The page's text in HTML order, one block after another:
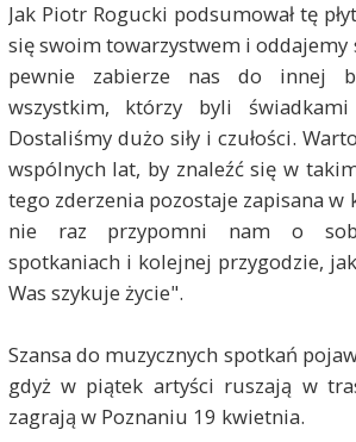
Jak Piotr Rogucki podsumował tę
się swoim towarzystwem i
pewnie zabierze nas do innej
wszystkim, którzy byli świadkami
Dostaliśmy dużo siły i czułości.
wspólnych lat, by znaleźć się w
tego zderzenia pozostaje zapisana w
nie raz przypomni nam o
spotkaniach i kolejnej przygodzie,
Was szykuje życie".
Szansa do muzycznych spotkań
gdyż w piątek artyści ruszają w
zagrają w Poznaniu 19 kwietnia.